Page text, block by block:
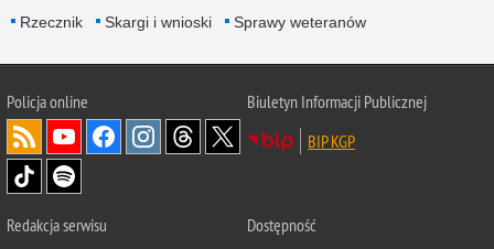
Rzecznik Skargi i wnioski Sprawy weteranów
Policjaonline
Biuletyn Informacji Publicznej
BIP KGP
Redakcja serwisu
Dostępność